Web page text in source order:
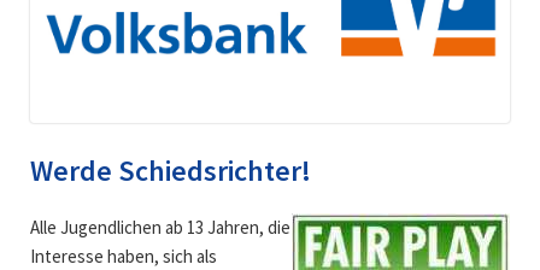
Werde Schiedsrichter!
Alle Jugendlichen ab 13 Jahren, die
Interesse haben, sich als